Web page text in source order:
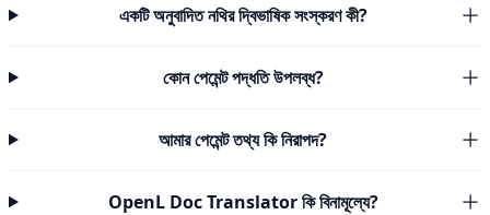
একটি অনুবাদিত নথির দ্বিভাষিক সংস্করণ কী?
কোন পেমেন্ট পদ্ধতি উপলব্ধ?
আমার পেমেন্ট তথ্য কি নিরাপদ?
OpenL Doc Translator কি বিনামূল্যে?